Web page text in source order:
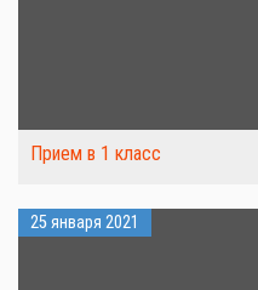
Прием в 1 класс
25 января 2021